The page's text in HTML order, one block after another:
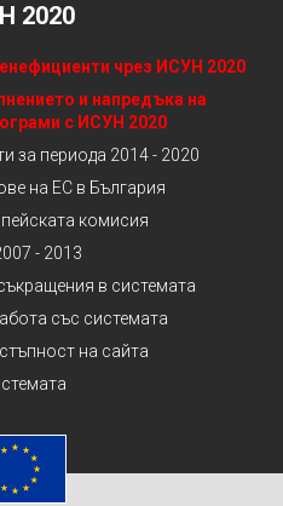
2020
чрез ИСУН 2020
и напредъка на
с ИСУН 2020
за периода 2014 - 2020
на ЕС в България
комисия
- 2013
в системата
със системата
на сайта